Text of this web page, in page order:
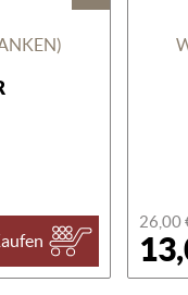
26,00